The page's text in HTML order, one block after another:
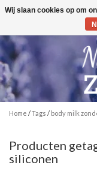
Toggle
Home /Tags / body milk
Producten
siliconen
Wij slaan cookies op om